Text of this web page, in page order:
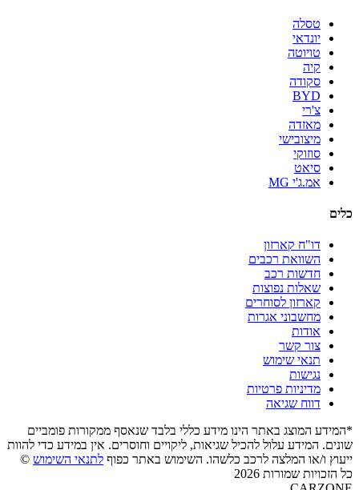
טסלה
יונדאי
טויוטה
קיה
סקודה
BYD
צ'רי
מאזדה
מיצובישי
סוזוקי
סיאט
אמ.ג'י MG
כלים
דו"ח קארזון
השוואת רכבים
חדשות רכב
שאלות נפוצות
קארזון לסוחרים
מחשבוני אגרות
אודות
צור קשר
תנאי שימוש
נגישות
מדיניות פרטיות
דווח שגיאה
*המידע המוצג באתר הינו מידע כללי בלבד שנאסף ממקורות פומביים
שונים. המידע עלול להכיל שגיאות, ליקויים וחוסרים. אין במידע כדי להוות
ייעוץ ו/או המלצה לרכב כלשהו. השימוש באתר כפוף לתנאי השימוש ©
כל הזכויות שמורות 2026